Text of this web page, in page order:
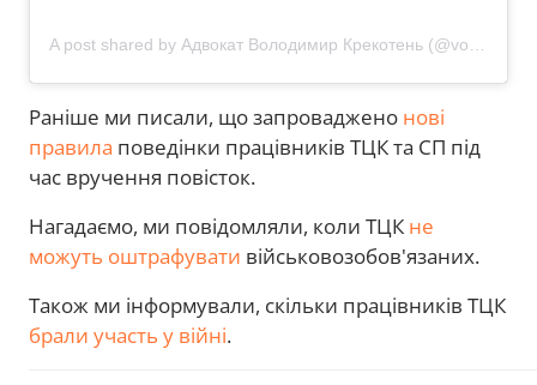
Раніше ми писали, що запроваджено нові
правила поведінки працівників ТЦК та СП під
час вручення повісток.
Нагадаємо, ми повідомляли, коли ТЦК не
можуть оштрафувати військовозобов'язаних.
Також ми інформували, скільки працівників ТЦК
брали участь у війні.